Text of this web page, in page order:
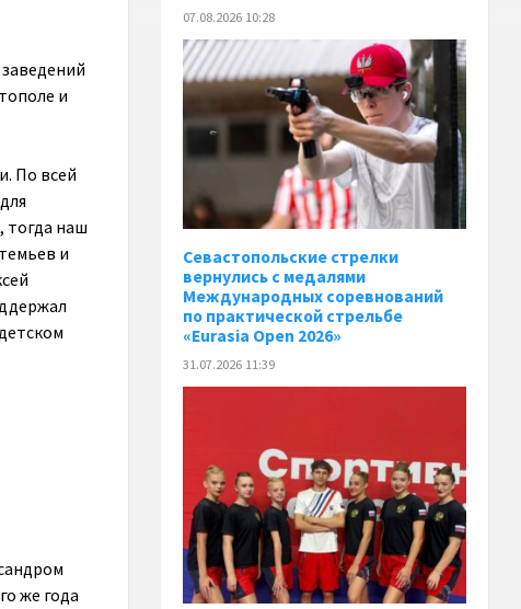
и
По всей
тогда наш
и
же года
07.08.2026 10:28
Севастопольские стрелки
вернулись с медалями
Международных соревнований
по практической стрельбе
«Eurasia Open 2026»
31.07.2026 11:39